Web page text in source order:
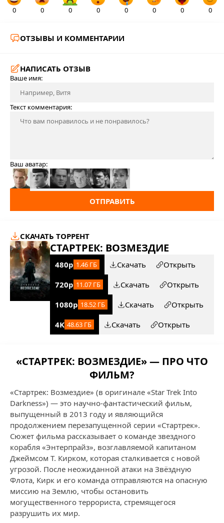
0 0 0 0 0 0 0 0
ОТЗЫВЫ И КОММЕНТАРИИ
НАПИСАТЬ ОТЗЫВ
Ваше имя:
Текст комментария:
Ваш аватар:
ОТПРАВИТЬ
СКАЧАТЬ ТОРРЕНТ
СТАРТРЕК: ВОЗМЕЗДИЕ
480p 1.46 ГБ Скачать
Открыть
720p 11.07 ГБ Скачать
Открыть
1080p 18.52 ГБ Скачать
Открыть
4K 48.63 ГБ Скачать Открыть
«СТАРТРЕК: ВОЗМЕЗДИЕ» — ПРО ЧТО
ФИЛЬМ?
«Стартрек: Возмездие» (в оригинале «Star Trek Into
Darkness») — это научно-фантастический фильм,
выпущенный в 2013 году и являющийся
продолжением перезапущенной серии «Стартрек».
Сюжет фильма рассказывает о команде звездного
корабля «Энтерпрайз», возглавляемой капитаном
Джеймсом Т. Кирком, которая сталкивается с новой
угрозой. После неожиданной атаки на Звёздную
Флота, Кирк и его команда отправляются на опасную
миссию на Землю, чтобы остановить
могущественного террориста, стремящегося
разрушить их мир.